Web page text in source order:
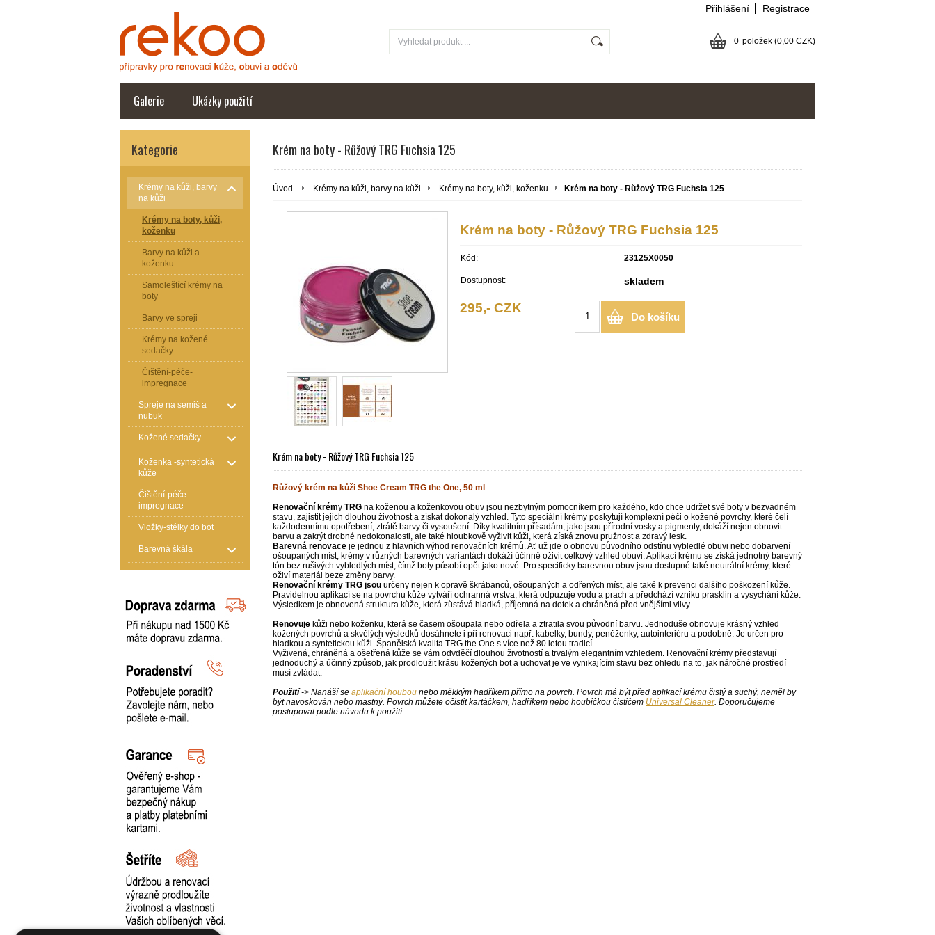
Přihlášení Registrace
0 položek (0,00 CZK)
Galerie Ukázky použití
Kategorie
Krémy na kůži, barvy
na kůži
Krémy na boty, kůži,
koženku
Barvy na kůži a
koženku
Samoleštící krémy na
boty
Barvy ve spreji
Krémy na kožené
sedačky
Čištění-péče-
impregnace
Spreje na semiš a
nubuk
Kožené sedačky
Koženka -syntetická
kůže
Čištění-péče-
impregnace
Vložky-stélky do bot
Barevná škála
Krém na boty - Růžový TRG Fuchsia 125
Úvod Krémy na kůži, barvy na kůži Krémy na boty, kůži, koženku Krém na boty - Růžový TRG Fuchsia 125
Krém na boty - Růžový TRG Fuchsia 125
Kód: 23125X0050
Dostupnost: skladem
295,- CZK
Do košíku
Krém na boty - Růžový TRG Fuchsia 125
Růžový krém na kůži Shoe Cream TRG the One, 50 ml
Renovační krémy TRG na koženou a koženkovou obuv jsou nezbytným pomocníkem pro každého, kdo chce udržet své boty v bezvadném
stavu, zajistit jejich dlouhou životnost a získat dokonalý vzhled. Tyto speciální krémy poskytují komplexní péči o kožené povrchy, které čelí
každodennímu opotřebení, ztrátě barvy či vysoušení. Díky kvalitním přísadám, jako jsou přírodní vosky a pigmenty, dokáží nejen obnovit
barvu a zakrýt drobné nedokonalosti, ale také hloubkově vyživit kůži, která získá znovu pružnost a zdravý lesk.
Barevná renovace je jednou z hlavních výhod renovačních krémů. Ať už jde o obnovu původního odstínu vybledlé obuvi nebo dobarvení
ošoupaných míst, krémy v různých barevných variantách dokáží účinně oživit celkový vzhled obuvi. Aplikací krému se získá jednotný barevný
tón bez rušivých vybledlých míst, čímž boty působí opět jako nové. Pro specificky barevnou obuv jsou dostupné také neutrální krémy, které
oživí materiál beze změny barvy.
Renovační krémy TRG jsou určeny nejen k opravě škrábanců, ošoupaných a odřených míst, ale také k prevenci dalšího poškození kůže.
Pravidelnou aplikací se na povrchu kůže vytváří ochranná vrstva, která odpuzuje vodu a prach a předchází vzniku prasklin a vysychání kůže.
Výsledkem je obnovená struktura kůže, která zůstává hladká, příjemná na dotek a chráněná před vnějšími vlivy.
Renovuje kůži nebo koženku, která se časem ošoupala nebo odřela a ztratila svou původní barvu. Jednoduše obnovuje krásný vzhled
kožených povrchů a skvělých výsledků dosáhnete i při renovaci např. kabelky, bundy, peněženky, autointeriéru a podobně. Je určen pro
hladkou a syntetickou kůži. Španělská kvalita TRG the One s více než 80 letou tradicí.
Vyživená, chráněná a ošetřená kůže se vám odvděčí dlouhou životností a trvalým elegantním vzhledem. Renovační krémy představují
jednoduchý a účinný způsob, jak prodloužit krásu kožených bot a uchovat je ve vynikajícím stavu bez ohledu na to, jak náročné prostředí
musí zvládat.
Použití-> Nanáší se aplikační houbou nebo měkkým hadříkem přímo na povrch. Povrch má být před aplikací krému čistý a suchý, neměl by
být navoskován nebo mastný. Povrch můžete očistit kartáčkem, hadříkem nebo houbičkou čističem Universal Cleaner. Doporučujeme
postupovat podle návodu k použití.